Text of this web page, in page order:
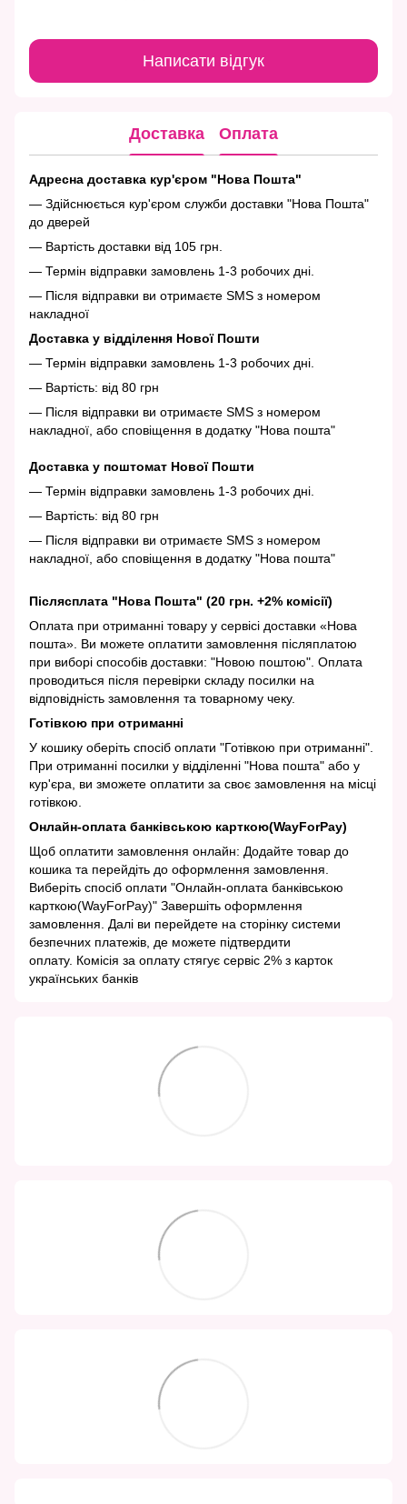
Написати відгук
Доставка Оплата
Адресна доставка кур'єром "Нова Пошта"
— Здійснюється кур'єром служби доставки "Нова Пошта"
до дверей
— Вартість доставки від 105 грн.
— Термін відправки замовлень 1-3 робочих дні.
— Після відправки ви отримаєте SMS з номером
накладної
Доставка у відділення Нової Пошти
— Термін відправки замовлень 1-3 робочих дні.
— Вартість: від 80 грн
— Після відправки ви отримаєте SMS з номером
накладної, або сповіщення в додатку "Нова пошта"
Доставка у поштомат Нової Пошти
— Термін відправки замовлень 1-3 робочих дні.
— Вартість: від 80 грн
— Після відправки ви отримаєте SMS з номером
накладної, або сповіщення в додатку "Нова пошта"
Післясплата "Нова Пошта" (20 грн. +2% комісії)
Оплата при отриманні товару у сервісі доставки «Нова
пошта». Ви можете оплатити замовлення післяплатою
при виборі способів доставки: "Новою поштою". Оплата
проводиться після перевірки складу посилки на
відповідність замовлення та товарному чеку.
Готівкою при отриманні
У кошику оберіть спосіб оплати "Готівкою при отриманні".
При отриманні посилки у відділенні "Нова пошта" або у
кур'єра, ви зможете оплатити за своє замовлення на місці
готівкою.
Онлайн-оплата банківською карткою(WayForPay)
Щоб оплатити замовлення онлайн: Додайте товар до
кошика та перейдіть до оформлення замовлення.
Виберіть спосіб оплати "Онлайн-оплата банківською
карткою(WayForPay)" Завершіть оформлення
замовлення. Далі ви перейдете на сторінку системи
безпечних платежів, де можете підтвердити
оплату. Комісія за оплату стягує сервіс 2% з карток
українських банків